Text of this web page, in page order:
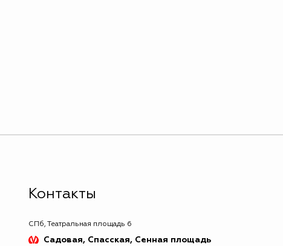
Контакты
СПб, Театральная площадь 6
Садовая, Спасская, Сенная площадь